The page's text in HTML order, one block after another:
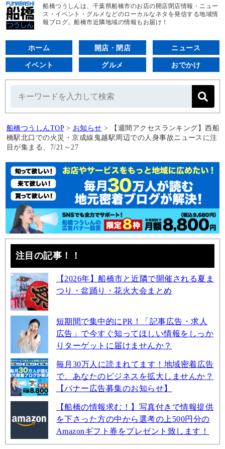
船橋つうしんは、千葉県船橋市のお店の開店閉店情報・ニュー
ス・イベント・グルメなどのローカルなネタを発信する地域情
報ブログ。船橋市近隣地域の情報もお届け！
ホーム 開店・閉店 ニュース
イベント グルメ おでかけ
船橋つうしんTOP > お知らせ >
【週間アクセスランキング】西船
橋駅北口での火災・京成線鬼越駅周辺での人身事故ニュースに注
目が集まる、7/21～27
注目の記事！！
【2026年】船橋市と近隣で開催される夏ま
つり・盆踊り・花火大会まとめ
短期間で集中的にPR！「記事広告・求人
広告」で今すぐ知ってほしい情報をしっか
りターゲットに届けませんか？
毎月30万人に読まれてます！地域密着広告
で、あなたのビジネスを拡大しませんか？
【バナー広告募集のお知らせ】
【船橋の情報求む！】写真付きで情報提供
を下さった方の中から選考の上500円分の
Amazonギフト券をプレゼント致します！